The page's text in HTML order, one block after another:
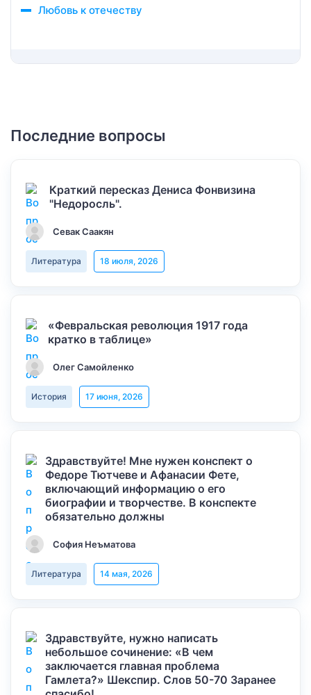
Любовь к отечеству
Последние вопросы
Краткий пересказ Дениса Фонвизина
"Недоросль".
Севак Саакян
Литература 18 июля, 2026
«Февральская революция 1917 года
кратко в таблице»
Олег Самойленко
История 17 июня, 2026
Здравствуйте! Мне нужен конспект о
Федоре Тютчеве и Афанасии Фете,
включающий информацию о его
биографии и творчестве. В конспекте
обязательно должны
София Неъматова
Литература 14 мая, 2026
Здравствуйте, нужно написать
небольшое сочинение: «В чем
заключается главная проблема
Гамлета?» Шекспир. Слов 50-70 Заранее